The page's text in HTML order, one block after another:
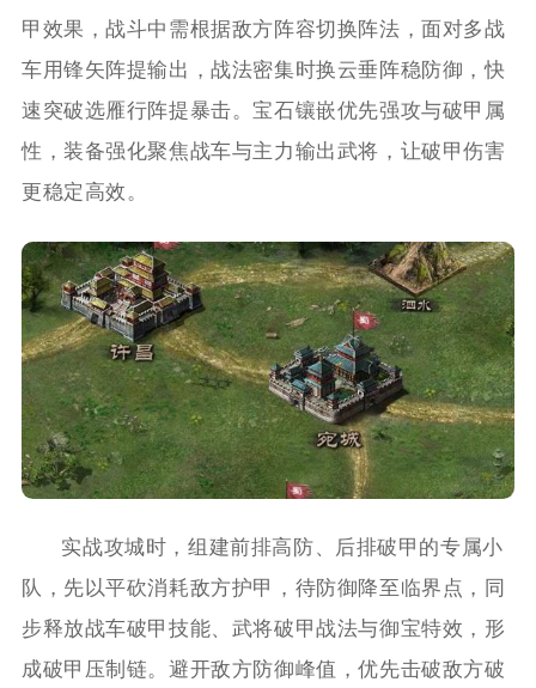
甲效果，战斗中需根据敌方阵容切换阵法，面对多战
车用锋矢阵提输出，战法密集时换云垂阵稳防御，快
速突破选雁行阵提暴击。宝石镶嵌优先强攻与破甲属
性，装备强化聚焦战车与主力输出武将，让破甲伤害
更稳定高效。
实战攻城时，组建前排高防、后排破甲的专属小
队，先以平砍消耗敌方护甲，待防御降至临界点，同
步释放战车破甲技能、武将破甲战法与御宝特效，形
成破甲压制链。避开敌方防御峰值，优先击破敌方破